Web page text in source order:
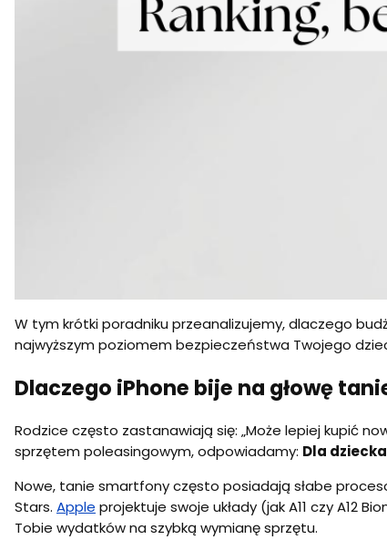
W tym krótki poradniku przeanalizujemy, dlaczego
najwyższym poziomem bezpieczeństwa Twojego
Dlaczego iPhone bije na głowę
Rodzice często zastanawiają się: „Może lepiej kupić
sprzętem poleasingowym, odpowiadamy: Dla
Nowe, tanie smartfony często posiadają słabe
Stars. Apple projektuje swoje układy (jak A11 czy A12
Tobie wydatków na szybką wymianę sprzętu.